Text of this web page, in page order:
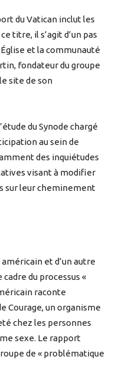
du Vatican inclut les
titre, il s’agit d’un pas
et la communauté
fondateur du groupe
site de son
du Synode chargé
au sein de
des inquiétudes
visant à modifier
sur leur cheminement
et d’un autre
du processus «
raconte
Courage, un organisme
chez les personnes
sexe. Le rapport
de « problématique